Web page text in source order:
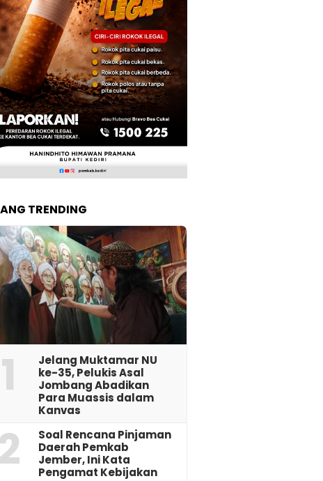
TRENDING
1
Jelang Muktamar NU
ke-35, Pelukis Asal
Jombang Abadikan
Para Muassis dalam
Kanvas
‎Soal Rencana Pinjaman
Daerah Pemkab
Jember, Ini Kata
Pengamat Kebijakan ‎